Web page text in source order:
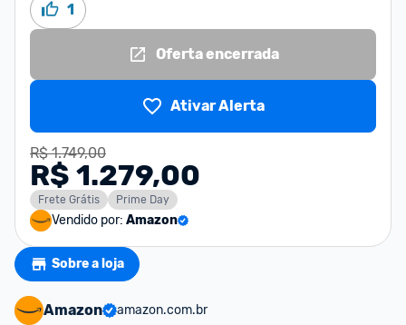
1
Oferta encerrada
Ativar Alerta
R$ 1.749,00
R$ 1.279,00
Frete Grátis Prime Day
Vendido por: Amazon
Sobre a loja
Amazon
amazon.com.br